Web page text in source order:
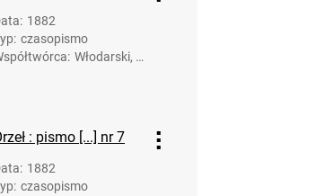
: 1882
: czasopismo
: Włodarski, K
: pismo [...] nr 7
: 1882
: czasopismo